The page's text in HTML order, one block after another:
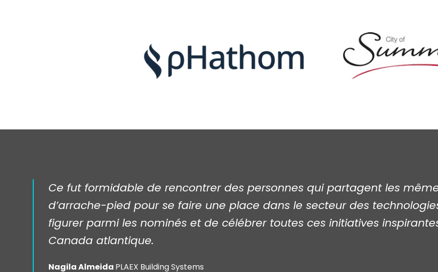
Ce fut formidable de rencontrer des personnes qui partagent les
d’arrache-pied pour se faire une place dans le secteur des
figurer parmi les nominés et de célébrer toutes ces initiatives
Canada atlantique.
Nagila Almeida PLAEX Building Systems